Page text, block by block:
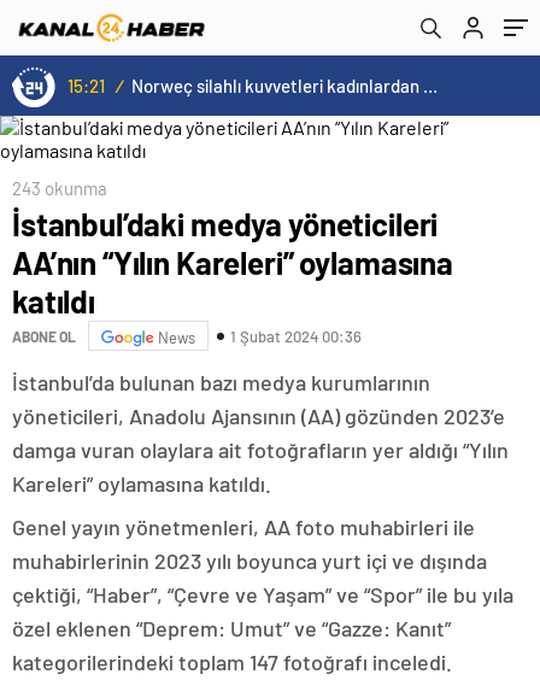
15:21 / Norweç silahlı kuvvetleri kadınlardan oluşan özel kuvvetler eğitimlerini başlattı.
243 okunma
İstanbul’daki medya yöneticileri
AA’nın “Yılın Kareleri” oylamasına
katıldı
ABONE OL News 1 Şubat 2024 00:36
İstanbul’da bulunan bazı medya kurumlarının
yöneticileri, Anadolu Ajansının (AA) gözünden 2023’e
damga vuran olaylara ait fotoğrafların yer aldığı “Yılın
Kareleri” oylamasına katıldı.
Genel yayın yönetmenleri, AA foto muhabirleri ile
muhabirlerinin 2023 yılı boyunca yurt içi ve dışında
çektiği, “Haber”, “Çevre ve Yaşam” ve “Spor” ile bu yıla
özel eklenen “Deprem: Umut” ve “Gazze: Kanıt”
kategorilerindeki toplam 147 fotoğrafı inceledi.
Kareleri’ oylamasına katıldı